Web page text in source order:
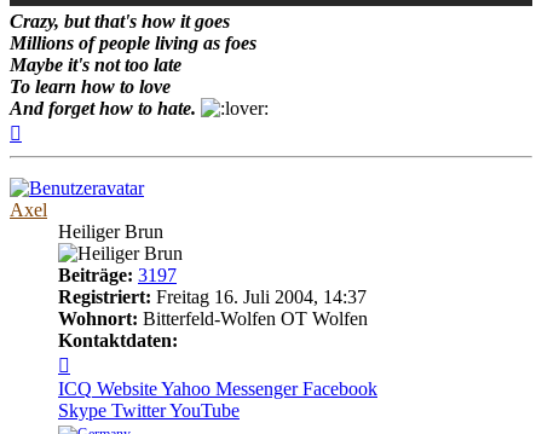
Crazy, but that's how it goes
Millions of people living as foes
Maybe it's not too late
To learn how to love
And forget how to hate.
Axel
Heiliger Brun
Beiträge: 3197
Registriert: Freitag 16. Juli 2004, 14:37
Wohnort: Bitterfeld-Wolfen OT Wolfen
Kontaktdaten:
von
Axel
ICQ WebsiteYahoo Messenger Facebook
Skype TwitterYouTube